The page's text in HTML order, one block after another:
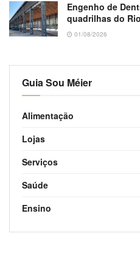
Engenho de
quadrilhas do
01/08/2026
Guia Sou Méier
Alimentação
Lojas
Serviços
Saúde
Ensino